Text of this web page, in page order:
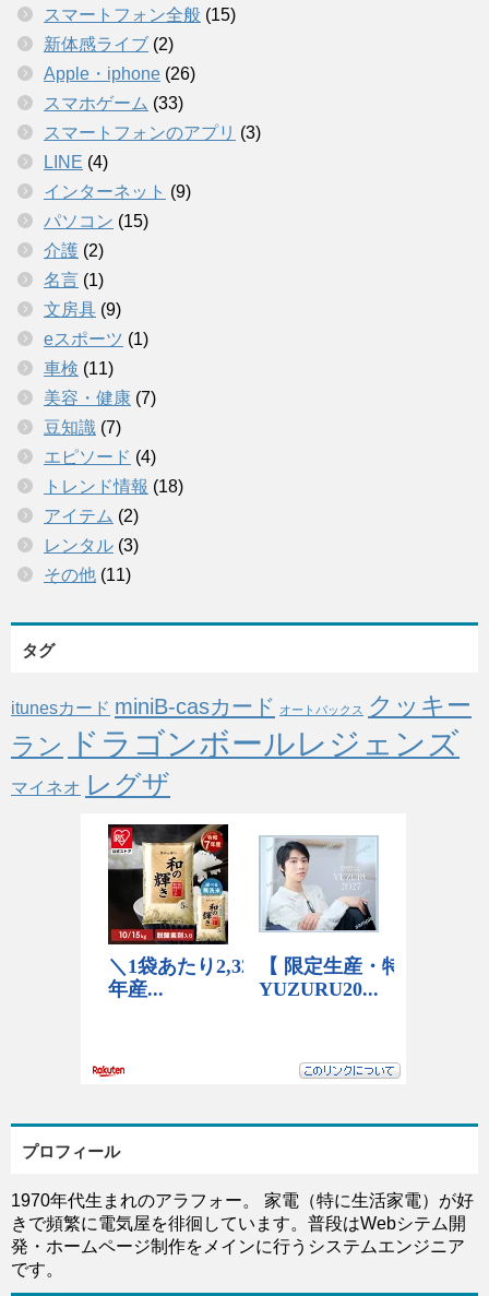
スマートフォン全般 (15)
新体感ライブ (2)
Apple・iphone (26)
スマホゲーム (33)
スマートフォンのアプリ (3)
LINE (4)
インターネット (9)
パソコン (15)
介護 (2)
名言 (1)
文房具 (9)
eスポーツ (1)
車検 (11)
美容・健康 (7)
豆知識 (7)
エピソード (4)
トレンド情報 (18)
アイテム (2)
レンタル (3)
その他 (11)
タグ
itunesカード miniB-casカード オートバックス
クッキー
ラン
ドラゴンボールレジェンズ
マイネオ レグザ
プロフィール
1970年代生まれのアラフォー。 家電（特に生活家電）が好
きで頻繁に電気屋を徘徊しています。普段はWebシテム開
発・ホームページ制作をメインに行うシステムエンジニア
です。